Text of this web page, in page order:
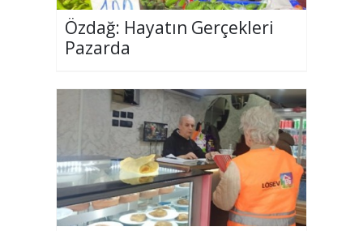
Özdağ: Hayatın Gerçekleri
Pazarda